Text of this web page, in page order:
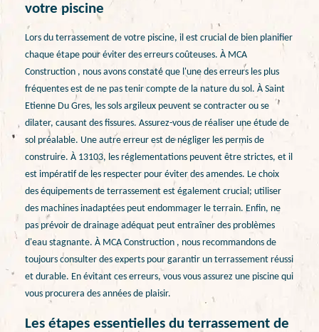
votre piscine
Lors du terrassement de votre piscine, il est crucial de bien planifier
chaque étape pour éviter des erreurs coûteuses. À MCA
Construction , nous avons constaté que l'une des erreurs les plus
fréquentes est de ne pas tenir compte de la nature du sol. À Saint
Etienne Du Gres, les sols argileux peuvent se contracter ou se
dilater, causant des fissures. Assurez-vous de réaliser une étude de
sol préalable. Une autre erreur est de négliger les permis de
construire. À 13103, les réglementations peuvent être strictes, et il
est impératif de les respecter pour éviter des amendes. Le choix
des équipements de terrassement est également crucial; utiliser
des machines inadaptées peut endommager le terrain. Enfin, ne
pas prévoir de drainage adéquat peut entraîner des problèmes
d'eau stagnante. À MCA Construction , nous recommandons de
toujours consulter des experts pour garantir un terrassement réussi
et durable. En évitant ces erreurs, vous vous assurez une piscine qui
vous procurera des années de plaisir.
Les étapes essentielles du terrassement de